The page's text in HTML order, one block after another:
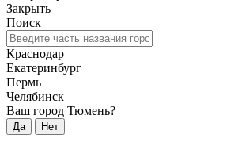
Закрыть
Поиск
Краснодар
Екатеринбург
Пермь
Челябинск
Ваш город Тюмень?
Да Нет